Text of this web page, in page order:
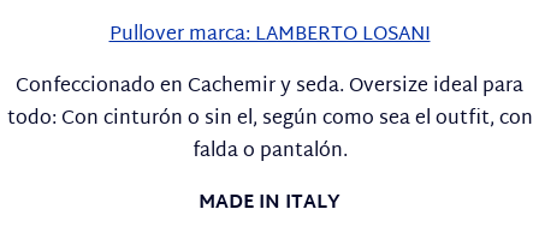
Pullover marca: LAMBERTO LOSANI
Confeccionado en Cachemir y seda. Oversize ideal para
todo: Con cinturón o sin el, según como sea el outfit, con
falda o pantalón.
MADE IN ITALY